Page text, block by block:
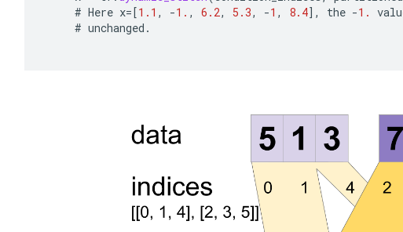
# Here x=[1.1 , -1. , 6.2, 5.3, -1 , 8.4] , the -1.
# unchanged .